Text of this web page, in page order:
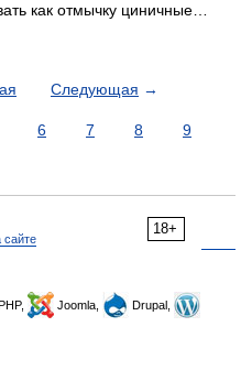
как отмычку циничные…
Следующая →
6 7 8
9
18+
сайте
Joomla,
Drupal,